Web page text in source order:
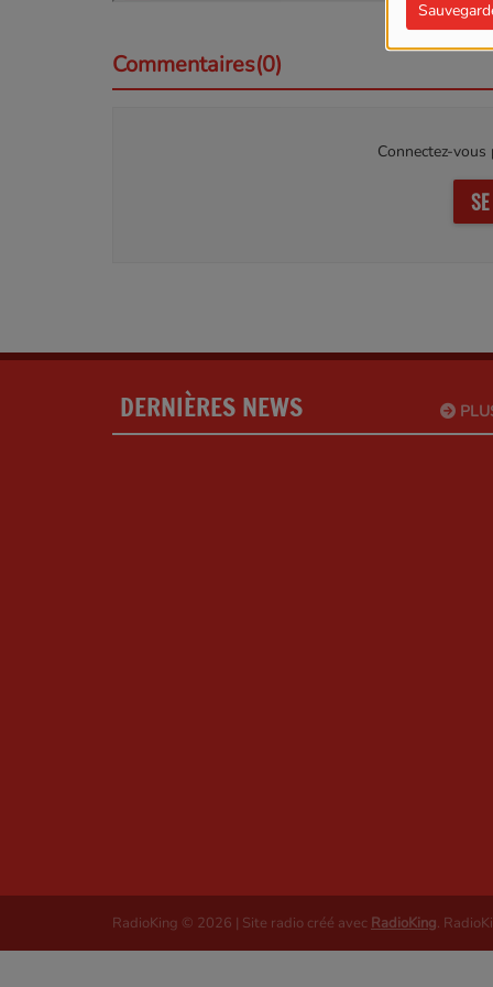
Commentaires(0)
Connectez-
DERNIÈRES NEWS
RadioKing © 2026 | Site radio créé avec RadioKing.